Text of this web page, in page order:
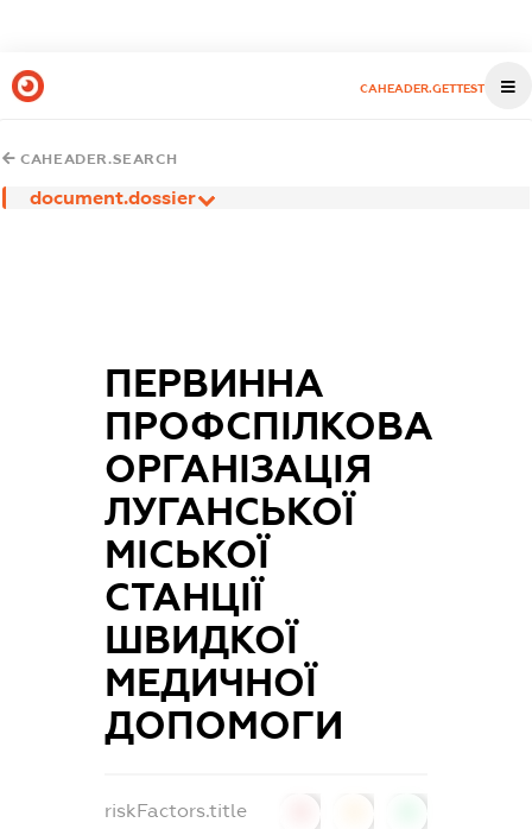
CAHEADER.GETTEST
CAHEADER.SEARCH
document.dossier
ПЕРВИННА
ПРОФСПІЛКОВА
ОРГАНІЗАЦІЯ
ЛУГАНСЬКОЇ
МІСЬКОЇ
СТАНЦІЇ
ШВИДКОЇ
МЕДИЧНОЇ
ДОПОМОГИ
riskFactors.title